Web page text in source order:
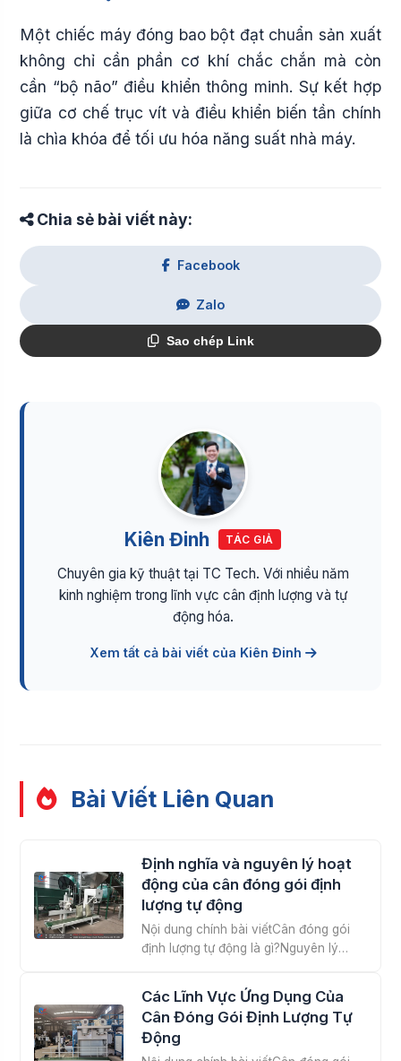
Một chiếc máy đóng bao bột đạt chuẩn sản xuất
không chỉ cần phần cơ khí chắc chắn mà còn
cần “bộ não” điều khiển thông minh. Sự kết hợp
giữa cơ chế trục vít và điều khiển biến tần chính
là chìa khóa để tối ưu hóa năng suất nhà máy.
Chia sẻ bài viết này:
Facebook
Zalo
Sao chép Link
Kiên Đinh TÁC GIẢ
Chuyên gia kỹ thuật tại TC Tech. Với nhiều năm
kinh nghiệm trong lĩnh vực cân định lượng và tự
động hóa.
Xem tất cả bài viết của Kiên Đinh
Bài Viết Liên Quan
Định nghĩa và nguyên lý hoạt
động của cân đóng gói định
lượng tự động
Nội dung chính bài viếtCân đóng gói
định lượng tự động là gì?Nguyên lý
Các Lĩnh Vực Ứng Dụng Của
Cân Đóng Gói Định Lượng Tự
Động